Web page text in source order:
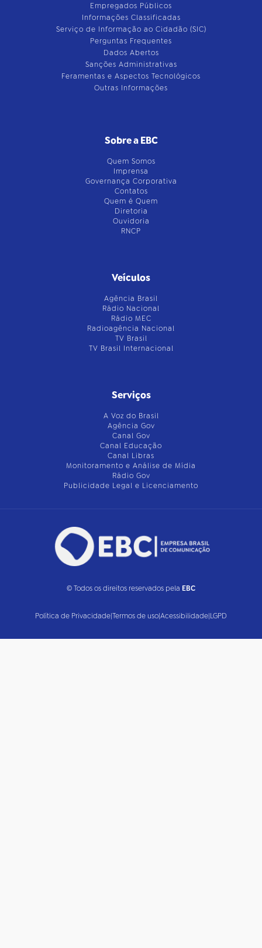
Empregados Públicos
Informações Classificadas
Serviço de Informação ao Cidadão (SIC)
Perguntas Frequentes
Dados Abertos
Sanções Administrativas
Feramentas e Aspectos Tecnológicos
Outras Informações
Sobre a EBC
Quem Somos
Imprensa
Governança Corporativa
Contatos
Quem é Quem
Diretoria
Ouvidoria
RNCP
Veículos
Agência Brasil
Rádio Nacional
Rádio MEC
Radioagência Nacional
TV Brasil
TV Brasil Internacional
Serviços
A Voz do Brasil
Agência Gov
Canal Gov
Canal Educação
Canal Libras
Monitoramento e Análise de Mídia
Rádio Gov
Publicidade Legal e Licenciamento
© Todos os direitos reservados pela EBC
Política de Privacidade|Termos de uso|Acessibilidade|LGPD